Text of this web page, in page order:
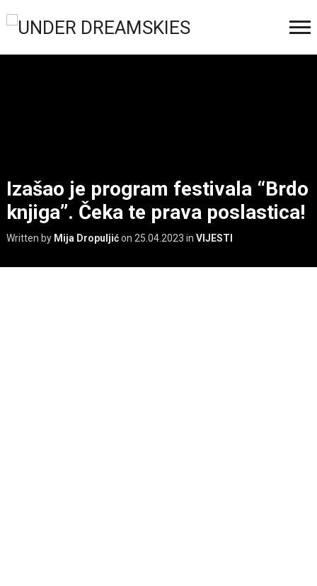
Izašao je program festivala “Brdo
knjiga”. Čeka te prava poslastica!
Written by Mija Dropuljićon 25.04.2023 in VIJESTI